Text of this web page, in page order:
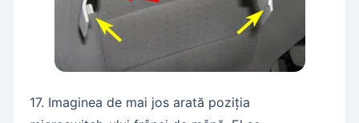
17. Imaginea de mai jos arată poziția